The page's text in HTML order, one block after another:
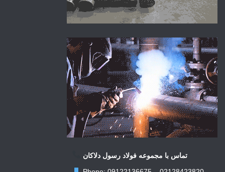
تماس با مجموعه فولاد رسول دلاکان